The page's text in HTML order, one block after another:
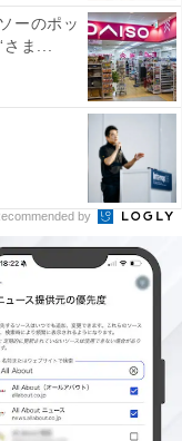
ーのポッ
ま...
by